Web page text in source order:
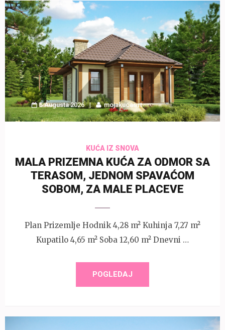
5 Augusta 2026 mojakucaivrt
KUĆA IZ SNOVA
MALA PRIZEMNA KUĆA ZA ODMOR SA
TERASOM, JEDNOM SPAVAĆOM
SOBOM, ZA MALE PLACEVE
Plan Prizemlje Hodnik 4,28 m² Kuhinja 7,27 m²
Kupatilo 4,65 m² Soba 12,60 m² Dnevni …
POGLEDAJ